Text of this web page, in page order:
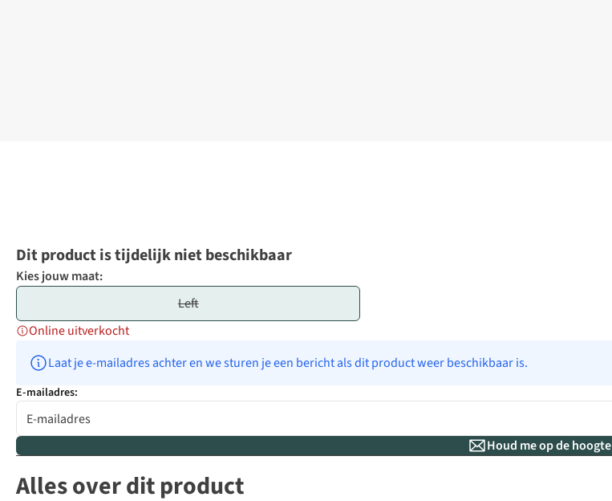
Dit product is tijdelijk niet beschikbaar
Kies jouw maat:
Left
Online uitverkocht
Laat je e-mailadres achter en we sturen je een bericht als dit product weer beschikbaar is.
E-mailadres:
Houd me op de hoogte
Alles over dit product